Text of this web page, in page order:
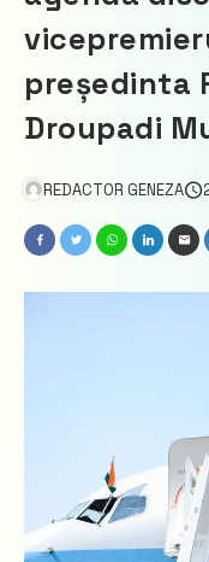
președinta
Droupadi
REDACTOR GENEZA